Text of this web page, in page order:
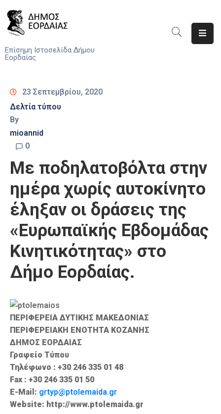
Επίσημη Ιστοσελίδα Δήμου
Εορδαίας
Υπηρεσίες
Του
Δήμου
Προσκλήσεις
Αποφάσεις
Τηλέφωνα
Καιρός
23 Σεπτεμβρίου, 2020
Δελτία τύπου
By
mioannid
0
Με ποδηλατοβόλτα στην
ημέρα χωρίς αυτοκίνητο
έληξαν οι δράσεις της
«Ευρωπαϊκής Εβδομάδας
Κινητικότητας» στο
Δήμο Εορδαίας.
ΠΕΡΙΦΕΡΕΙΑ ΔΥΤΙΚΗΣ ΜΑΚΕΔΟΝΙΑΣ
ΠΕΡΙΦΕΡΕΙΑΚΗ ΕΝΟΤΗΤΑ ΚΟΖΑΝΗΣ
ΔΗΜΟΣ ΕΟΡΔΑΙΑΣ
Γραφείο Τύπου
Τηλέφωνο : +30 246 335 01 48
Fax : +30 246 335 01 50
E-Mail: grtyp@ptolemaida.gr
Website: http://www.ptolemaida.gr